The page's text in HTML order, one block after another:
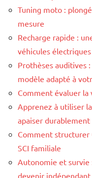
Tuning moto :
mesure
Recharge rapide :
véhicules
Prothèses auditives
modèle adapté à
Comment évaluer la
Apprenez à utiliser
apaiser
Comment
SCI familiale
Autonomie et survie
devenir indépendant